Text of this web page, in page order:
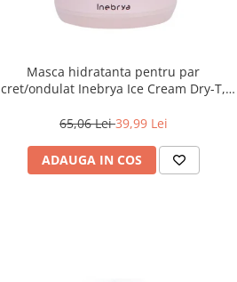
Masca hidratanta pentru par
cret/ondulat Inebrya Ice Cream Dry-T,
65,06 Lei39,99 Lei
ADAUGA IN COS